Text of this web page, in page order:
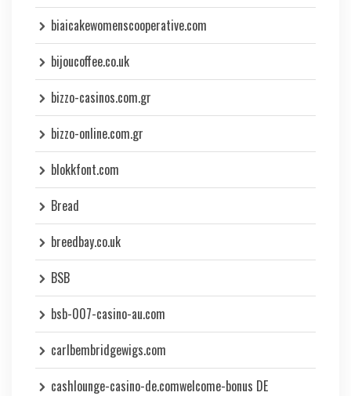
biaicakewomenscooperative.com
bijoucoffee.co.uk
bizzo-casinos.com.gr
bizzo-online.com.gr
blokkfont.com
Bread
breedbay.co.uk
BSB
bsb-007-casino-au.com
carlbembridgewigs.com
cashlounge-casino-de.comwelcome-bonus DE